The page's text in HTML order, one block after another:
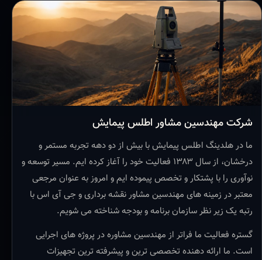
شرکت مهندسین مشاور اطلس پیمایش
ما در هلدینگ اطلس پیمایش با بیش از دو دهه تجربه مستمر و
درخشان، از سال ۱۳۸۳ فعالیت خود را آغاز کرده ایم. مسیر توسعه و
نوآوری را با پشتکار و تخصص پیموده ایم و امروز به عنوان مرجعی
معتبر در زمینه های مهندسین مشاور نقشه برداری و جی آی اس با
رتبه یک زیر نظر سازمان برنامه و بودجه شناخته می شویم.
گستره فعالیت ما فراتر از مهندسین مشاوره در پروژه های اجرایی
است. ما ارائه دهنده تخصصی ترین و پیشرفته ترین تجهیزات